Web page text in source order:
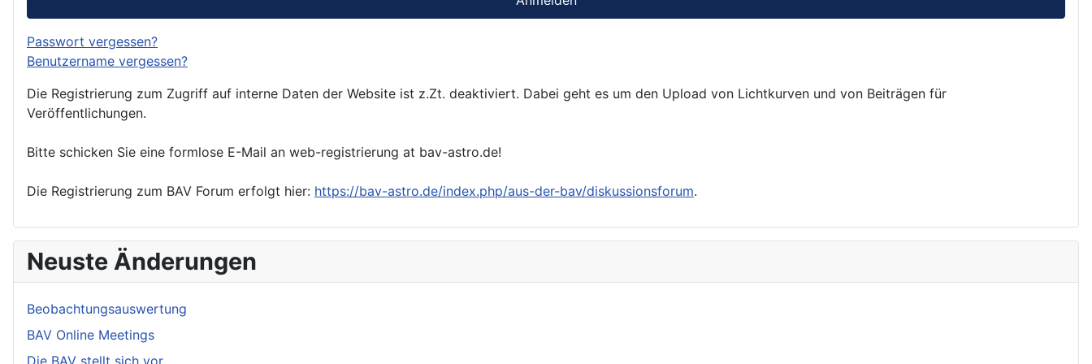
Passwort vergessen?
Benutzername vergessen?
Die Registrierung zum Zugriff auf interne Daten der Website ist z.Zt. deaktiviert. Dabei geht es um den Upload von Lichtkurven und von Beiträgen für
Veröffentlichungen.
Bitte schicken Sie eine formlose E-Mail an web-registrierung at bav-astro.de!
Die Registrierung zum BAV Forum erfolgt hier: https://bav-astro.de/index.php/aus-der-bav/diskussionsforum.
Neuste Änderungen
Beobachtungsauswertung
BAV Online Meetings
Die BAV stellt sich vor